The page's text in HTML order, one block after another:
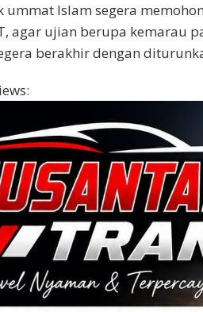
ummat Islam segera
agar ujian berupa kemarau
berakhir dengan